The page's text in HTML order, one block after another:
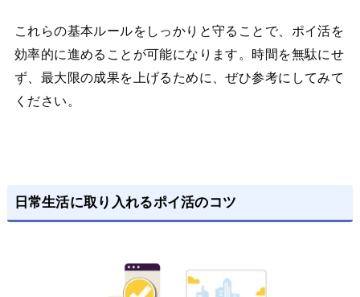
これらの基本ルールをしっかりと守ることで、ポイ活を
効率的に進めることが可能になります。時間を無駄にせ
ず、最大限の成果を上げるために、ぜひ参考にしてみて
ください。
日常生活に取り入れるポイ活のコツ